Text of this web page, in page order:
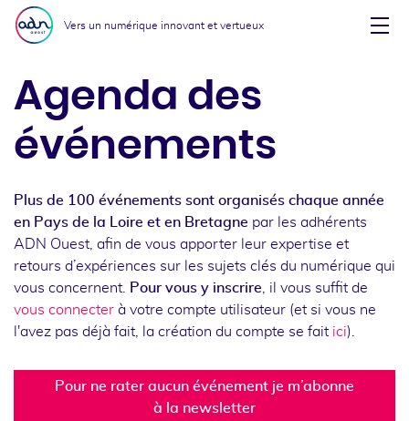
Aller au menu
Aller au contenu
Vers un numérique innovant et vertueux
Agenda des
événements
Plus de 100 événements sont organisés chaque année
en Pays de la Loire et en Bretagne par les adhérents
ADN Ouest, afin de vous apporter leur expertise et
retours d’expériences sur les sujets clés du numérique qui
vous concernent.
Pour vous y inscrire , il vous suffit de
vous connecter à votre compte utilisateur (et si vous ne
l'avez pas déjà fait, la création du compte se fait ici).
Pour ne rater aucun événement je m’abonne
à la newsletter